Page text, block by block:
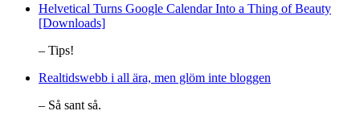
Helvetical Turns Google Calendar Into a Thing of Beauty
[Downloads]
– Tips!
Realtidswebb i all ära, men glöm inte bloggen
– Så sant så.